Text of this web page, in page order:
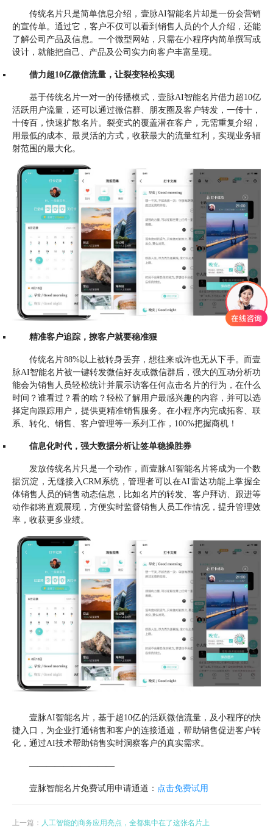
传统名片只是简单信息介绍，壹脉AI智能名片却是一份会营销
的宣传单。通过它，客户不仅可以看到销售人员的个人介绍，还能
了解公司产品及信息。一个微型网站，只需在小程序内简单撰写或
设计，就能把自己、产品及公司实力向客户丰富呈现。
借力超10亿微信流量，让裂变轻松实现
基于传统名片一对一的传播模式，壹脉AI智能名片借力超10亿
活跃用户流量，还可以通过微信群、朋友圈及客户转发，一传十，
十传百，快速扩散名片。裂变式的覆盖潜在客户，无需重复介绍，
用最低的成本、最灵活的方式，收获最大的流量红利，实现业务辐
射范围的最大化。
精准客户追踪，撩客户就要稳准狠
传统名片88%以上被转身丢弃，想往来或许也无从下手。而壹
脉AI智能名片被一键转发微信好友或微信群后，强大的互动分析功
能会为销售人员轻松统计并展示访客任何点击名片的行为，在什么
时间？谁看过？看的啥？轻松了解用户最感兴趣的内容，并可以选
择定向跟踪用户，提供更精准销售服务。在小程序内完成拓客、联
系、转化、销售、客户管理等一系列工作，100%把握商机！
信息化时代，强大数据分析让签单稳操胜券
发放传统名片只是一个动作，而壹脉AI智能名片将成为一个数
据沉淀，无缝接入CRM系统，管理者可以在AI雷达功能上掌握全
体销售人员的销售动态信息，比如名片的转发、客户拜访、跟进等
动作都将直观展现，方便实时监督销售人员工作情况，提升管理效
率，收获更多业绩。
壹脉AI智能名片，基于超10亿的活跃微信流量，及小程序的快
捷入口，为企业打通销售和客户的连接通道，帮助销售促进客户转
化，通过AI技术帮助销售实时洞察客户的真实需求。
——————————
壹脉智能名片免费试用申请通道： 点击免费试用
上一篇： 人工智能的商务应用亮点，全都集中在了这张名片上